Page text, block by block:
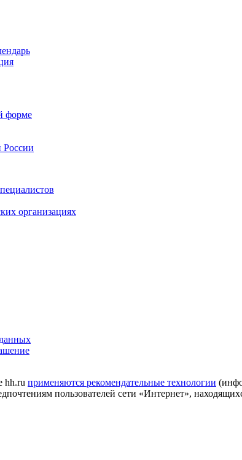
форме
России
организациях
hh.ru применяются рекомендательные технологии
пользователей сети «Интернет»,